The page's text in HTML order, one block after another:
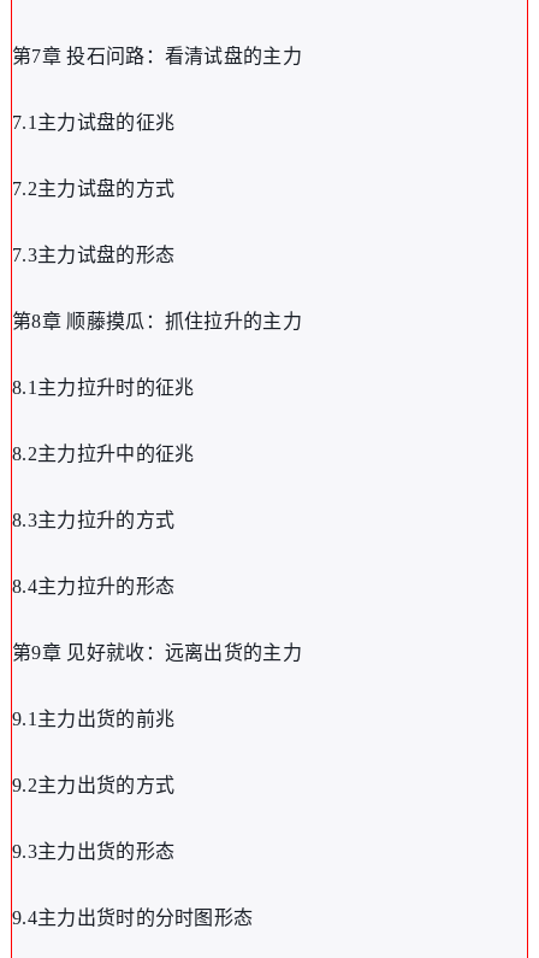
第7章 投石问路：看清试盘的主力
7.1主力试盘的征兆
7.2主力试盘的方式
7.3主力试盘的形态
第8章 顺藤摸瓜：抓住拉升的主力
8.1主力拉升时的征兆
8.2主力拉升中的征兆
8.3主力拉升的方式
8.4主力拉升的形态
第9章 见好就收：远离出货的主力
9.1主力出货的前兆
9.2主力出货的方式
9.3主力出货的形态
9.4主力出货时的分时图形态